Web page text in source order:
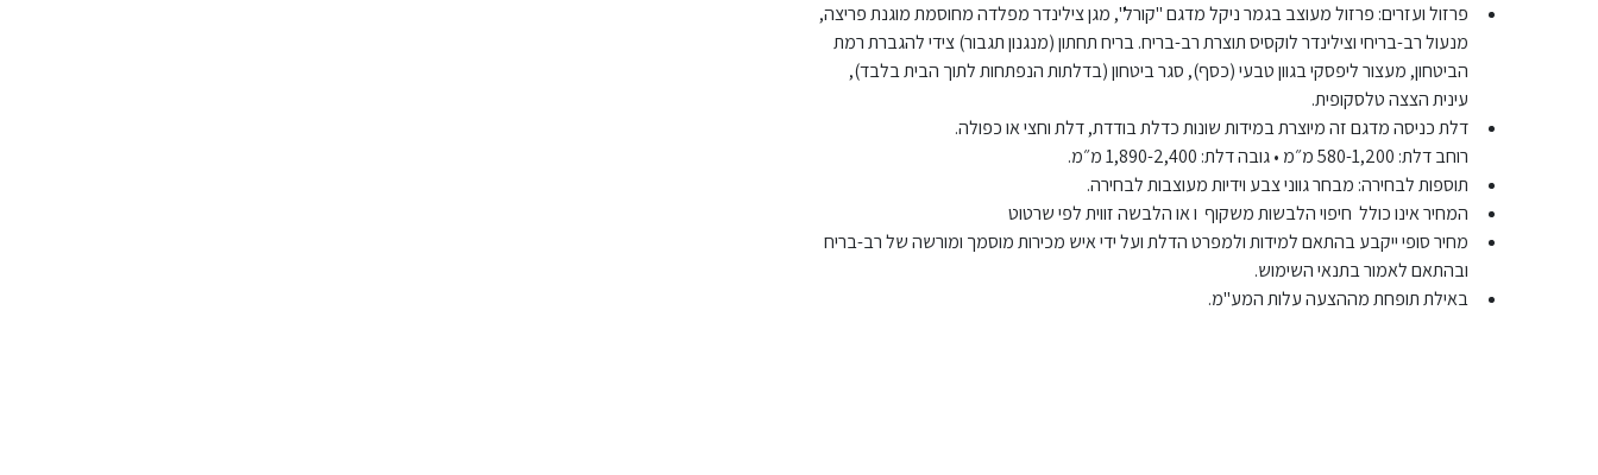
פרזול ועזרים: פרזול מעוצב בגמר ניקל מדגם "קורל", מגן צילינדר מפלדה מחוסמת מוגנת פריצה,
מנעול רב-בריחי וצילינדר לוקסיס תוצרת רב-בריח. בריח תחתון (מנגנון תגבור) צידי להגברת רמת
הביטחון, מעצור ליפסקי בגוון טבעי (כסף), סגר ביטחון (בדלתות הנפתחות לתוך הבית בלבד),
עינית הצצה טלסקופית.
דלת כניסה מדגם זה מיוצרת במידות שונות כדלת בודדת, דלת וחצי או כפולה.
רוחב דלת: 580-1,200 מ״מ • גובה דלת: 1,890-2,400 מ״מ.
תוספות לבחירה: מבחר גווני צבע וידיות מעוצבות לבחירה.
המחיר אינו כולל חיפוי הלבשות משקוף ו או הלבשה זווית לפי שרטוט
מחיר סופי ייקבע בהתאם למידות ולמפרט הדלת ועל ידי איש מכירות מוסמך ומורשה של רב-בריח
ובהתאם לאמור בתנאי השימוש.
באילת תופחת מההצעה עלות המע"מ.